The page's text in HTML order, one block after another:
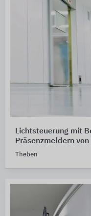
Lichtsteuerung mit
Präsenzmeldern von
Theben